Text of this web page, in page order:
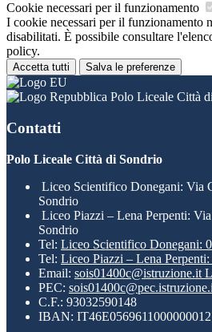
Cookie necessari per il funzionamento
I cookie necessari per il funzionamento
disabilitati. È possibile consultare
policy.
Accetta tutti Salva le preferenze
Polo Liceale Città
Contatti
Polo Liceale Città di Sondrio
Liceo Scientifico Donegani: Via
Sondrio
Liceo Piazzi – Lena Perpenti:
Sondrio
Tel: Liceo Scientifico Donegani:
Tel: Liceo Piazzi – Lena
Email: sois01400c@istruzione.it
PEC:
C.F.: 93032590148
IBAN: